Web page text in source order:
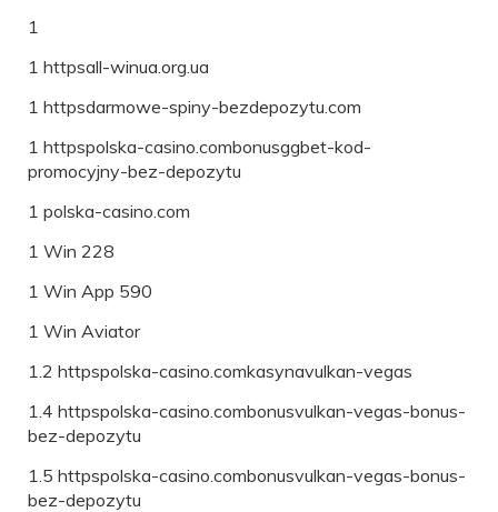
1
1 httpsall-winua.org.ua
1 httpsdarmowe-spiny-bezdepozytu.com
1 httpspolska-casino.combonusggbet-kod-
promocyjny-bez-depozytu
1 polska-casino.com
1 Win 228
1 Win App 590
1 Win Aviator
1.2 httpspolska-casino.comkasynavulkan-vegas
1.4 httpspolska-casino.combonusvulkan-vegas-bonus-
bez-depozytu
1.5 httpspolska-casino.combonusvulkan-vegas-bonus-
bez-depozytu